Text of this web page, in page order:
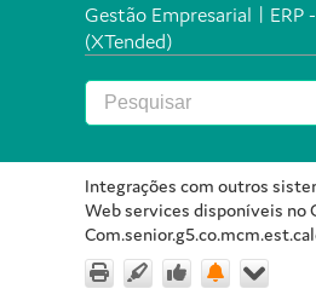
Gestão Empresarial | ERP
(XTended)
Integrações com outros
Web services disponíveis no